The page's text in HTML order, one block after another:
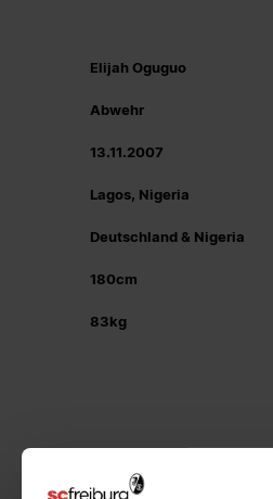
Elijah Oguguo
Abwehr
13.11.2007
Lagos, Nigeria
Deutschland & Nigeria
180cm
83kg